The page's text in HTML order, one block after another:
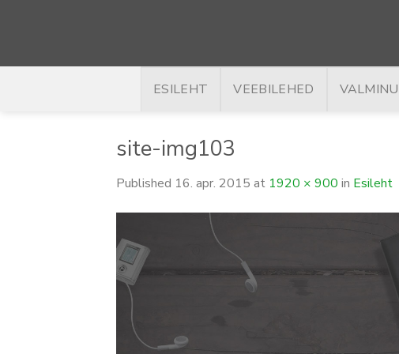
ESILEHT VEEBILEHED
site-img103
Published 16. apr. 2015 at 1920 × 900 in Esileht